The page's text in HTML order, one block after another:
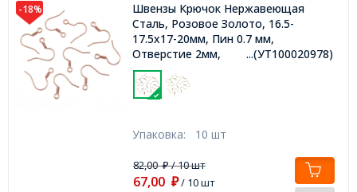
-18%
Швензы Крючок Нержавеющая
Сталь, Розовое Золото, 16.5-
17.5х17-20мм, Пин 0.7 мм,
Отверстие 2мм,
...(УТ100020978)
Упаковка: 10 шт
82,00₽/ 10 шт
67,00 ₽/ 10 шт